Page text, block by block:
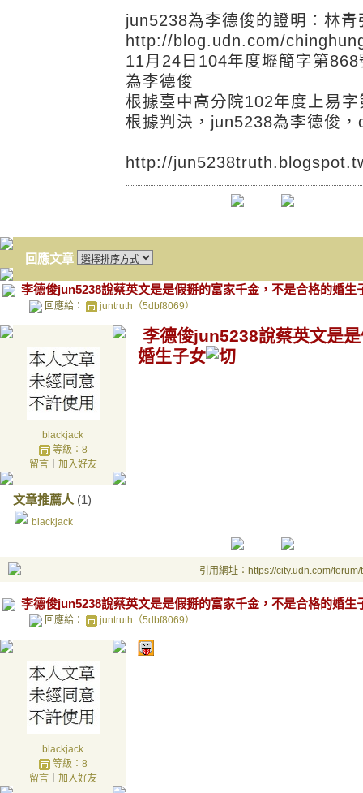
jun5238為李德俊的證明：林
http://blog.udn.com/
11月24日104年度壢簡字第
為李德俊
根據臺中高分院102年度上易
根據判決，jun5238為李德俊
http://
回應文章
李德俊jun5238說蔡英文是是假掰的富家千金，不是合格的婚生
回應給： juntruth（5dbf8069）
blackjack
等級：8
留言｜ 加入好友
文章推薦人 (1)
blackjack
李德俊jun5238說蔡英文是
婚生子女
引用網址：https://city.udn.com/
李德俊jun5238說蔡英文是是假掰的富家千金，不是合格的婚生
回應給： juntruth（5dbf8069）
blackjack
等級：8
留言｜ 加入好友